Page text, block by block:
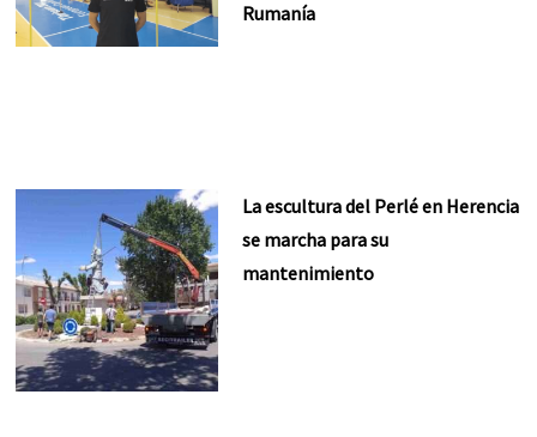
Rumanía
La escultura del Perlé en Herencia
se marcha para su
mantenimiento